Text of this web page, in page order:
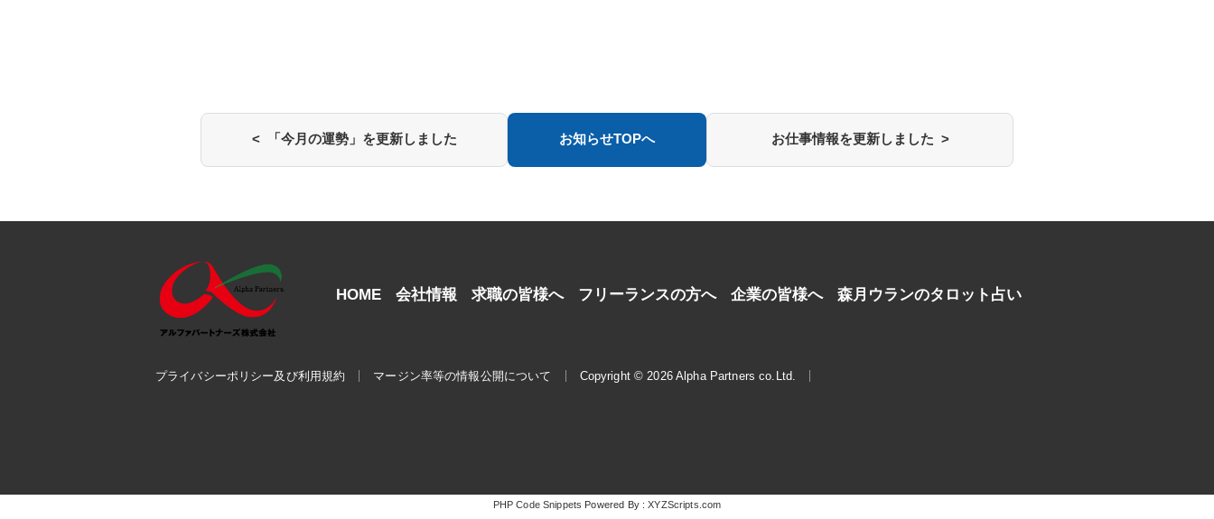
< 「今月の運勢」を更新しました お知らせTOPへ お仕事情報を更新しました >
HOME 会社情報 求職の皆様へ フリーランスの方へ 企業の皆様へ 森月ウランのタロット占い
プライバシーポリシー及び利用規約 マージン率等の情報公開について Copyright © 2026 Alpha Partners co.Ltd.
PHP Code Snippets Powered By :XYZScripts.com